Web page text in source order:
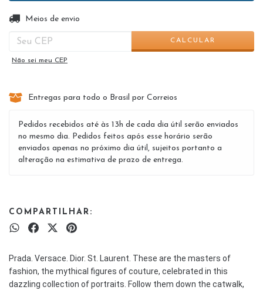
Entregas para o CEP:
Meios de envio
CALCULAR
Não sei meu CEP
Entregas para todo o Brasil por Correios
Pedidos recebidos até às 13h de cada dia útil serão enviados
no mesmo dia. Pedidos feitos após esse horário serão
enviados apenas no próximo dia útil, sujeitos portanto a
alteração na estimativa de prazo de entrega.
COMPARTILHAR:
Prada. Versace. Dior. St. Laurent. These are the masters of
fashion, the mythical figures of couture, celebrated in this
dazzling collection of portraits. Follow them down the catwalk,